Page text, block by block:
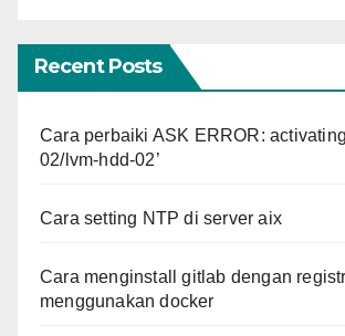
Recent Posts
Cara perbaiki ASK ERROR:
02/lvm-hdd-02’
Cara setting NTP di server aix
Cara menginstall gitlab dengan
menggunakan docker